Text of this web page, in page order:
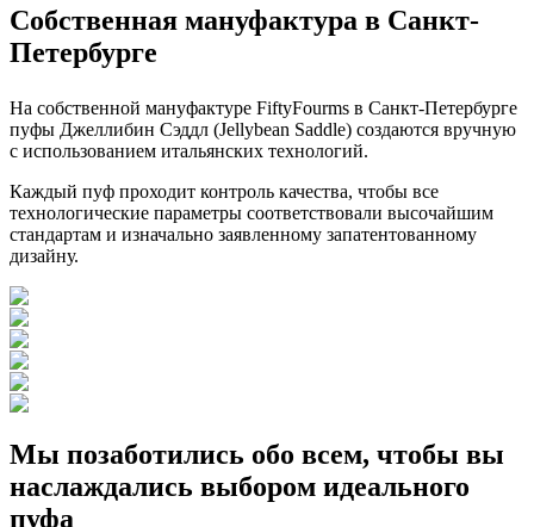
Собственная мануфактура в Санкт-
Петербурге
На собственной мануфактуре FiftyFourms в Санкт-Петербурге
пуфы Джеллибин Сэддл (Jellybean Saddle) создаются вручную
с использованием итальянских технологий.
Каждый пуф проходит контроль качества, чтобы все
технологические параметры соответствовали высочайшим
стандартам и изначально заявленному запатентованному
дизайну.
Мы позаботились обо всем, чтобы вы
наслаждались выбором идеального
пуфа